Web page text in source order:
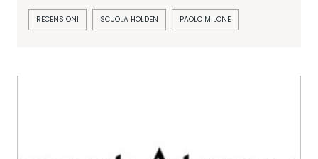
RECENSIONI SCUOLA HOLDEN PAOLO MILONE